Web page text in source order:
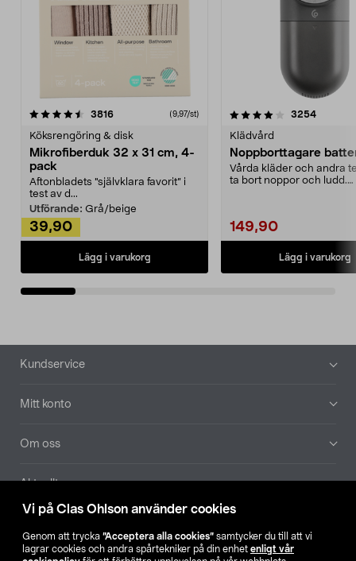
Vi på Clas Ohlson använder cookies
Genom att trycka ”Acceptera alla cookies” samtycker du till att vi
lagrar cookies och andra spårtekniker på din enhet enligt vår
3816recensioner (9,97/st)
Köksrengöring & disk
Mikrofiberduk 32 x 31 cm, 4-
pack
Aftonbladets "självklara favorit” i
test av d...
Utförande: Grå/beige
39,90
Lägg i varukorg
4.0av 5 stjärnor 3254
Klädvård
Noppborttagare
Vårda kläder och andra
ta bort noppor och ludd.
149,90
Lägg i varukorg
4.5av 5 stjärnor
Sidfot
Kundservice
Mitt konto
Om oss
Aktuellt